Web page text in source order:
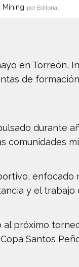
Mining por Editorial
en Torreón,
de
durante
comunidades
enfocado
y el trabajo
próximo
Santos